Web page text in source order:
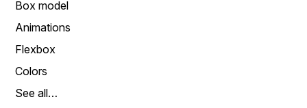
Box model
Animations
Flexbox
Colors
See all…